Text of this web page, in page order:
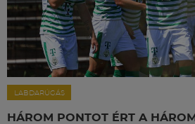
LABDARÚGÁS
HÁROM PONTOT ÉRT A
FM YouTube +
Hírek
Labdarúgás